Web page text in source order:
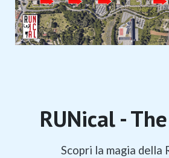
RUNical -
Scopri la magia della